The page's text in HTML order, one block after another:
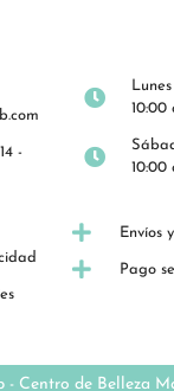
-
10:00
10:00
Envíos
Pago
- Centro de Belleza